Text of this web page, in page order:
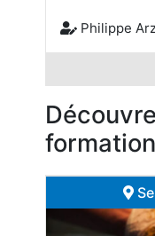
Philippe